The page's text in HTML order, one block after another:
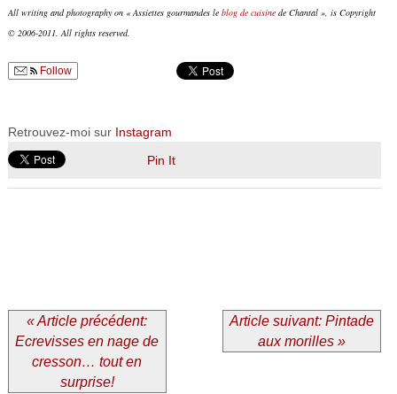
All writing and photography on « Assiettes gourmandes le blog de cuisinede Chantal », is Copyright
© 2006-2011. All rights reserved.
Follow
Retrouvez-moi sur Instagram
Pin It
« Article précédent:
Ecrevisses en nage de
cresson… tout en
surprise!
Article suivant: Pintade
aux morilles »